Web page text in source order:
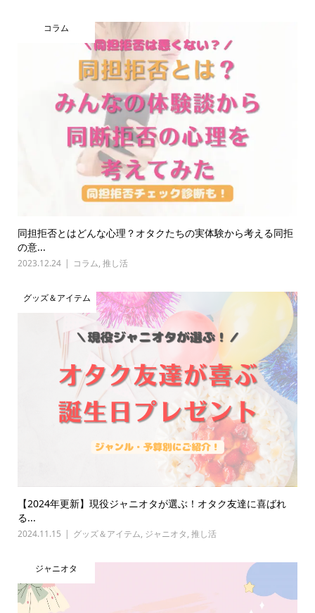
コラム
同担拒否とはどんな心理？オタクたちの実体験から考える同拒
の意...
2023.12.24 コラム, 推し活
グッズ＆アイテム
【2024年更新】現役ジャニオタが選ぶ！オタク友達に喜ばれ
る...
2024.11.15 グッズ＆アイテム, ジャニオタ, 推し活
ジャニオタ